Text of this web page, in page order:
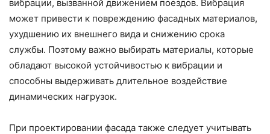
вибрации, вызванной движением поездов. Вибрация
может привести к повреждению фасадных материалов,
ухудшению их внешнего вида и снижению срока
службы. Поэтому важно выбирать материалы, которые
обладают высокой устойчивостью к вибрации и
способны выдерживать длительное воздействие
динамических нагрузок.
При проектировании фасада также следует учитывать